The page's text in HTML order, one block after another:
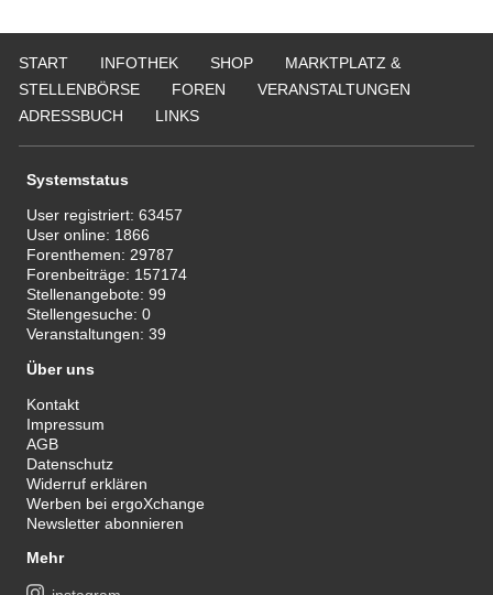
START INFOTHEK SHOP
MARKTPLATZ &
STELLENBÖRSE
FOREN
VERANSTALTUNGEN
ADRESSBUCH
LINKS
Systemstatus
User registriert:63457
User online: 1866
Forenthemen: 29787
Forenbeiträge: 157174
Stellenangebote:99
Stellengesuche:0
Veranstaltungen:39
Über uns
Kontakt
Impressum
AGB
Datenschutz
Widerruf erklären
Werben bei ergoXchange
Newsletter abonnieren
Mehr